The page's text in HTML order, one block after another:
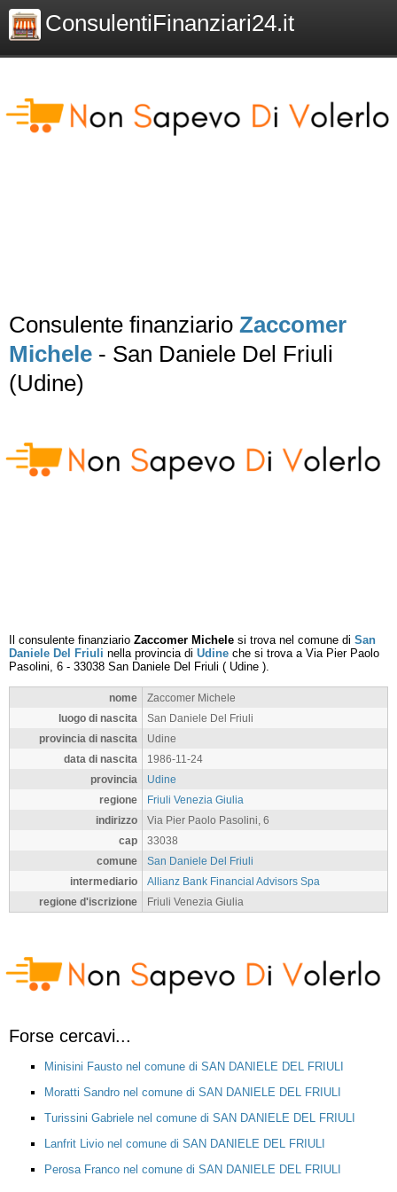
ConsulentiFinanziari24.it
Consulente finanziario Zaccomer
Michele - San Daniele Del Friuli
(Udine)
Il consulente finanziario Zaccomer Michele si trova nel comune di San
Daniele Del Friuli nella provincia di Udine che si trova a Via Pier Paolo
Pasolini, 6 - 33038 San Daniele Del Friuli ( Udine ).
nome
Zaccomer Michele
luogo di nascita
San Daniele Del Friuli
provincia di nascita
Udine
data di nascita
1986-11-24
provincia
Udine
regione
Friuli Venezia Giulia
indirizzo
Via Pier Paolo Pasolini, 6
cap
33038
comune
San Daniele Del Friuli
intermediario
Allianz Bank Financial Advisors Spa
regione d'iscrizione
Friuli Venezia Giulia
Forse cercavi...
Minisini Fausto nel comune di SAN DANIELE DEL FRIULI
Moratti Sandro nel comune di SAN DANIELE DEL FRIULI
Turissini Gabriele nel comune di SAN DANIELE DEL FRIULI
Lanfrit Livio nel comune di SAN DANIELE DEL FRIULI
Perosa Franco nel comune di SAN DANIELE DEL FRIULI